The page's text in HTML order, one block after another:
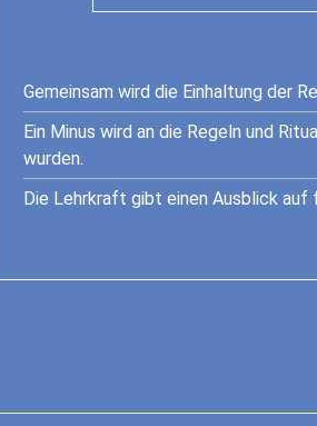
Gemeinsam wird die Einhaltung der
Ein Minus wird an die Regeln und
wurden.
Die Lehrkraft gibt einen Ausblick auf